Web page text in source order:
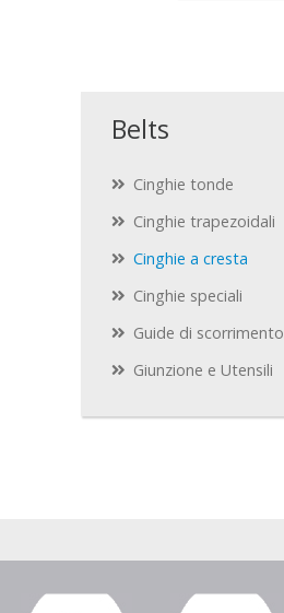
Belts
Cinghie tonde
Cinghie trapezoidali
Cinghie a cresta
Cinghie speciali
Guide di scorrimento
Giunzione e Utensili